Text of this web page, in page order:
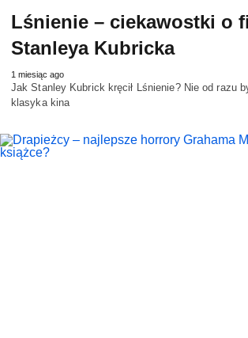
Lśnienie – ciekawostki o
Stanleya Kubricka
1 miesiąc ago
Jak Stanley Kubrick kręcił Lśnienie? Nie od razu
klasyka kina